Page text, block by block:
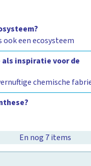
ook een ecosysteem
inspiratie voor de
chemische
En nog 7 items